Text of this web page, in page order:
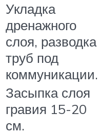
Укладка
дренажного
слоя, разводка
труб под
коммуникации.
Засыпка слоя
гравия 15-20
см.